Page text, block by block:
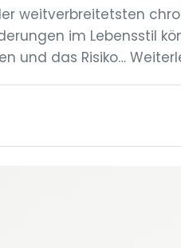
weitverbreitetsten
im Lebensstil
und das Risiko…